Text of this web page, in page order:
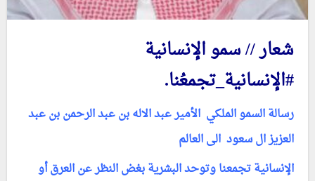
شعار // سمو الإنسانية
#الإنسانية_تجمعُنا.
رسالة السمو الملكي الأميرعبد الاله بن عبد الرحمن بن عبد
العزيز ال سعود الى العالم
الإنسانية تجمعنا وتوحد البشرية بغض النظر عن العرق أو